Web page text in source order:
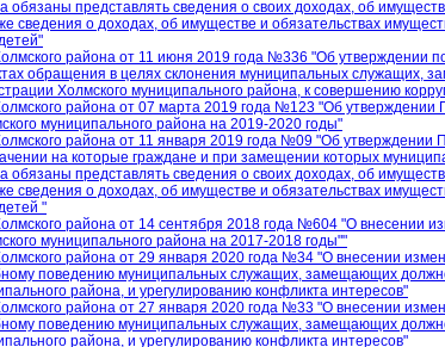
обязаны представлять сведения о своих доходах, об
сведения о доходах, об имуществе и обязательствах
района от 11 июня 2019 года №336 "Об утверждении
обращения в целях склонения муниципальных служащих,
Холмского муниципального района, к совершению
района от 07 марта 2019 года №123 "Об утверждении
муниципального района на 2019-2020 годы"
района от 11 января 2019 года №09 "Об утверждении
на которые граждане и при замещении которых
обязаны представлять сведения о своих доходах, об
сведения о доходах, об имуществе и обязательствах
"
района от 14 сентября 2018 года №604 "О внесении
муниципального района на 2017-2018 годы""
района от 29 января 2020 года №34 "О внесении
поведению муниципальных служащих, замещающих
района, и урегулированию конфликта интересов"
района от 27 января 2020 года №33 "О внесении
поведению муниципальных служащих, замещающих
района, и урегулированию конфликта интересов"